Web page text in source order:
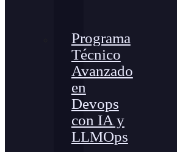
Programa
Técnico
Avanzado
en
Devops
con IA y
LLMOps